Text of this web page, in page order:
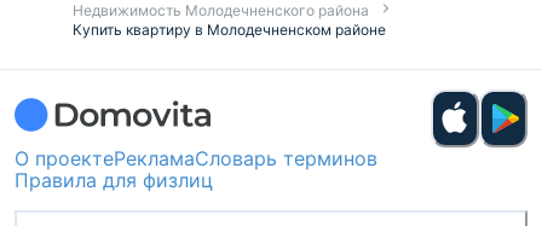
Недвижимость Молодечненского района
Купить квартиру в Молодечненском районе
О проектеРекламаСловарь терминов
Правила для физлиц